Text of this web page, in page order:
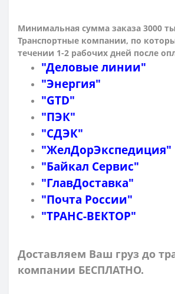
Минимальная сумма заказа 3000
Транспортные компании, по
течении 1-2 рабочих дней после
"Деловые линии"
"Энергия"
"GTD"
"ПЭК"
"СДЭК"
"ЖелДорЭкспедиция"
"Байкал Сервис"
"ГлавДоставка"
"Почта России"
"ТРАНС-ВЕКТОР"
Доставляем Ваш груз до
компании БЕСПЛАТНО.